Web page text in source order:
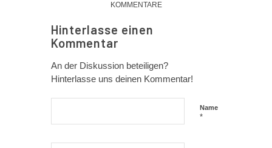
KOMMENTARE
Hinterlasse einen
Kommentar
An der Diskussion beteiligen?
Hinterlasse uns deinen Kommentar!
Name
*